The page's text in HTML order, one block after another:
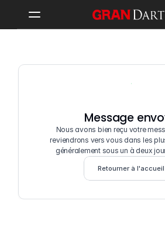
Message
Nous avons bien reçu votre
reviendrons vers vous dans les
généralement sous un à deux
Retourner à l'accueil